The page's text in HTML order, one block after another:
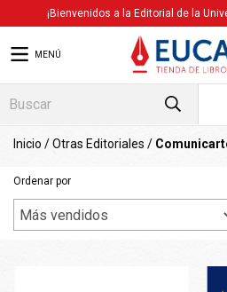
¡Bienvenidos a la Editorial de la
MENÚ
Inicio /Otras Editoriales /
Ordenar por